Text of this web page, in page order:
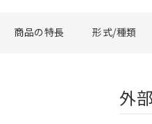
商品の特長 形式/種類
外